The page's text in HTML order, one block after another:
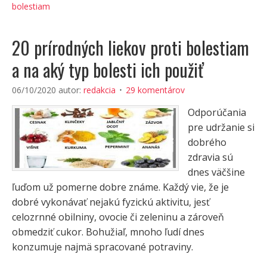
bolestiam
20 prírodných liekov proti bolestiam
a na aký typ bolesti ich použiť
06/10/2020 autor: redakcia 29 komentárov
Odporúčania
pre udržanie si
dobrého
zdravia sú
dnes väčšine
ľuďom už pomerne dobre známe. Každý vie, že je
dobré vykonávať nejakú fyzickú aktivitu, jesť
celozrnné obilniny, ovocie či zeleninu a zároveň
obmedziť cukor. Bohužiaľ, mnoho ľudí dnes
konzumuje najmä spracované potraviny.